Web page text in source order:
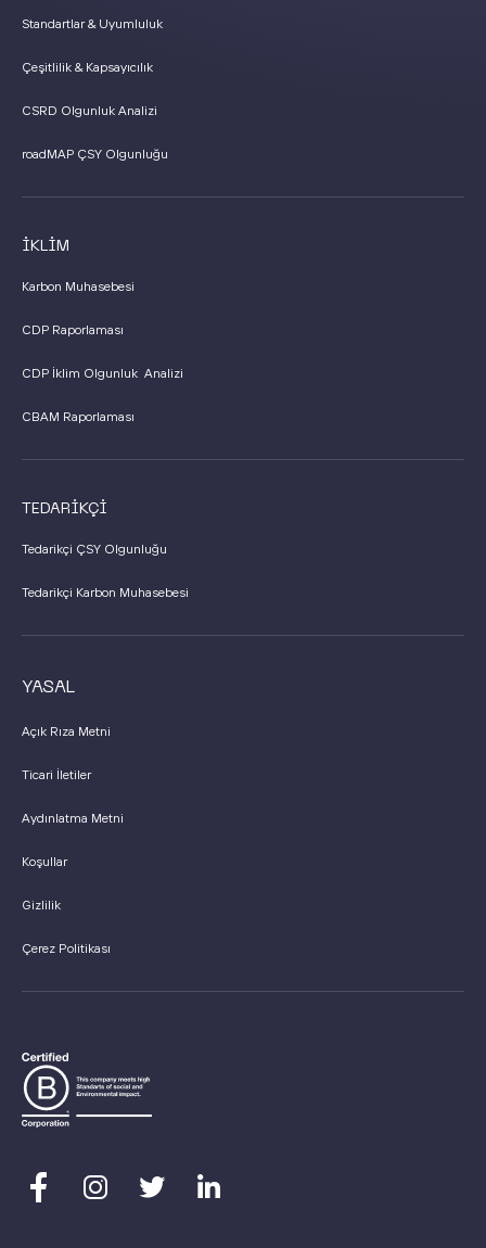
Standartlar & Uyumluluk
Çeşitlilik & Kapsayıcılık
CSRD Olgunluk Analizi
roadMAP ÇSY Olgunluğu
İKLİM
Karbon Muhasebesi
CDP Raporlaması
CDP İklim Olgunluk Analizi
CBAM Raporlaması
TEDARİKÇİ
Tedarikçi ÇSY Olgunluğu
Tedarikçi Karbon Muhasebesi
YASAL
Açık Rıza Metni
Ticari İletiler
Aydınlatma Metni
Koşullar
Gizlilik
Çerez Politikası
   